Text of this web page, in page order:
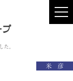
た。
米 彦